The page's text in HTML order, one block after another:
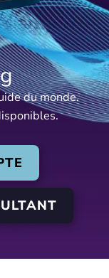
du monde.